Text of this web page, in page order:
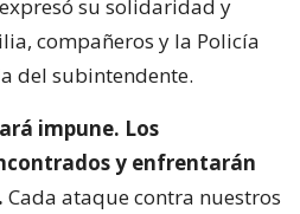
su solidaridad y
compañeros y la Policía
del subintendente.
impune. Los
y enfrentarán
Cada ataque contra nuestros